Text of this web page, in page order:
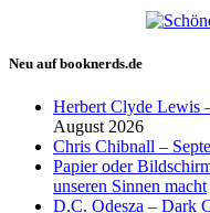
Neu auf booknerds.de
Herbert Clyde Lewis
August 2026
Chris Chibnall –
Papier oder
unseren Sinnen macht
D.C. Odesza – Dark